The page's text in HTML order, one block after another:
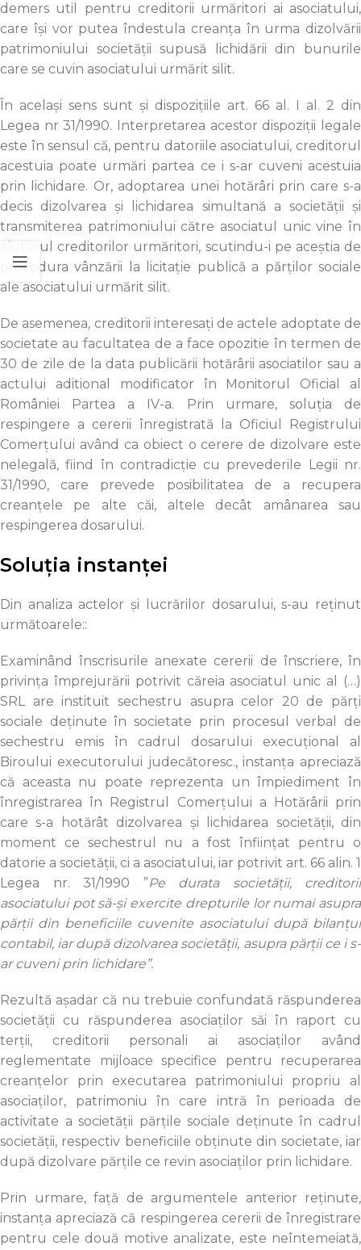
demers util pentru creditorii urmăritori ai asociatului,
care îşi vor putea îndestula creanţa în urma dizolvării
patrimoniului societății supusă lichidării din bunurile
care se cuvin asociatului urmărit silit.
În același sens sunt şi dispozițiile art. 66 al. I al. 2 din
Legea nr 31/1990. Interpretarea acestor dispoziții legale
este în sensul că, pentru datoriile asociatului, creditorul
acestuia poate urmări partea ce i s-ar cuveni acestuia
prin lichidare. Or, adoptarea unei hotărâri prin care s-a
decis dizolvarea şi lichidarea simultană a societății şi
transmiterea patrimoniului către asociatul unic vine în
ajutorul creditorilor urmăritori, scutindu-i pe aceștia de
procedura vânzării la licitație publică a părților sociale
ale asociatului urmărit silit.
De asemenea, creditorii interesaţi de actele adoptate de
societate au facultatea de a face opozitie în termen de
30 de zile de la data publicării hotărârii asociatilor sau a
actului aditional modificator în Monitorul Oficial al
României Partea a IV-a. Prin urmare, soluția de
respingere a cererii înregistrată la Oficiul Registrului
Comerțului având ca obiect o cerere de dizolvare este
nelegală, fiind în contradicție cu prevederile Legii nr.
31/1990, care prevede posibilitatea de a recupera
creanțele pe alte căi, altele decât amânarea sau
respingerea dosarului.
Soluția instanței
Din analiza actelor şi lucrărilor dosarului, s-au reţinut
următoarele::
Examinând înscrisurile anexate cererii de înscriere, în
privința împrejurării potrivit căreia asociatul unic al (…)
SRL are instituit sechestru asupra celor 20 de părţi
sociale deţinute în societate prin procesul verbal de
sechestru emis în cadrul dosarului execuţional al
Biroului executorului judecătoresc., instanţa apreciază
că aceasta nu poate reprezenta un împiediment în
înregistrarea în Registrul Comerţului a Hotărârii prin
care s-a hotărât dizolvarea şi lichidarea societăţii, din
moment ce sechestrul nu a fost înfiinţat pentru o
datorie a societăţii, ci a asociatului, iar potrivit art. 66 alin. 1
Legea nr. 31/1990 ”Pe durata societăţii, creditorii
asociatului pot să-şi exercite drepturile lor numai asupra
părţii din beneficiile cuvenite asociatului după bilanţul
contabil, iar după dizolvarea societăţii, asupra părţii ce i s-
ar cuveni prin lichidare”.
Rezultă aşadar că nu trebuie confundată răspunderea
societăţii cu răspunderea asociaţilor săi în raport cu
terţii, creditorii personali ai asociaţilor având
reglementate mijloace specifice pentru recuperarea
creanţelor prin executarea patrimoniului propriu al
asociaţilor, patrimoniu în care intră în perioada de
activitate a societăţii părţile sociale deţinute în cadrul
societăţii, respectiv beneficiile obţinute din societate, iar
după dizolvare părţile ce revin asociaţilor prin lichidare.
Prin urmare, faţă de argumentele anterior reţinute,
instanţa apreciază că respingerea cererii de înregistrare
pentru cele două motive analizate, este neîntemeiată,